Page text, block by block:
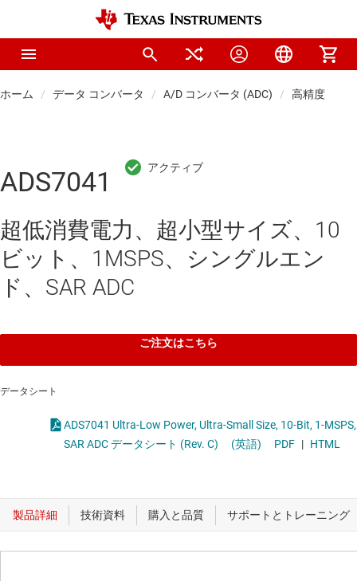
ホーム データ コンバータ A/D コンバータ (ADC) 高精度 ADC
ADS7041
超低消費電力、超小型サイズ、10
ビット、1MSPS、シングルエン
ド、SAR ADC
ご注文はこちら
データシート
ADS7041 Ultra-Low Power, Ultra-Small Size, 10-Bit, 1-MSPS,
SAR ADC データシート (Rev. C)
(英語) PDF | HTML